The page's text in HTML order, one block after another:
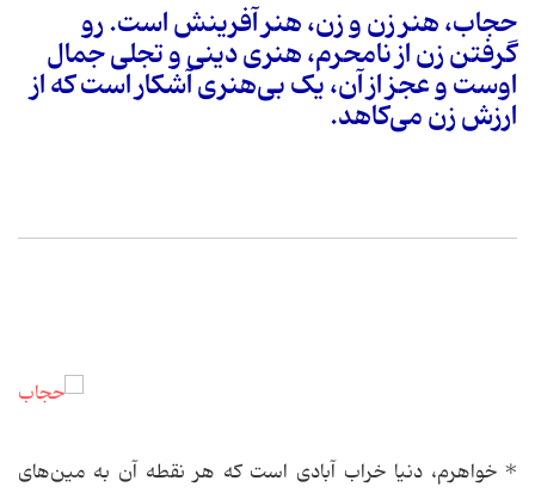
حجاب، هنر زن و زن، هنر آفرینش است. رو
گرفتن زن از نامحرم، هنری دینی و تجلی جمال
اوست و عجز از آن، یک بی‌هنری آشکار است که از
ارزش زن می‌کاهد.
* خواهرم، دنیا خراب‌ آبادی است که هر نقطه آن به مین‌های